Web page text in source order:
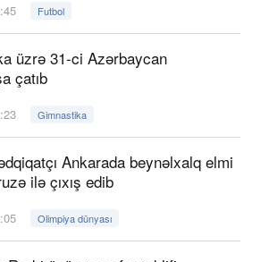
Futbol
üzrə 31-ci Azərbaycan
çatıb
Gimnastika
Ankarada beynəlxalq elmi
ilə çıxış edib
Olimpiya dünyası